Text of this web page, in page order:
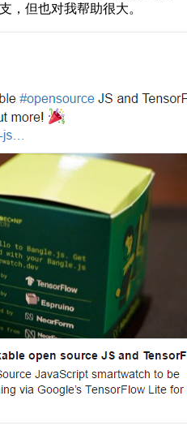
，但也对我帮助很大。